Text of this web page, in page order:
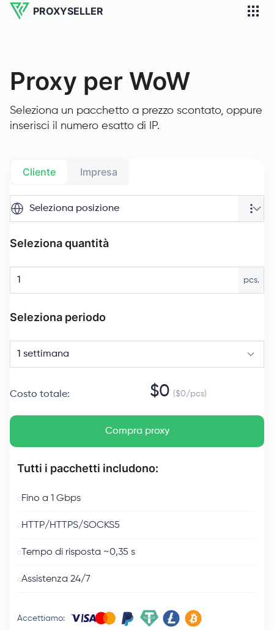
PROXYSELLER
Proxy per WoW
Seleziona un pacchetto a prezzo scontato, oppure
inserisci il numero esatto di IP.
Cliente Impresa
Seleziona posizione
Seleziona quantità
pcs.
Seleziona periodo
1 settimana
Costo totale: $0 ($0/pcs)
Compra proxy
Tutti i pacchetti includono:
Fino a 1 Gbps
HTTP/HTTPS/SOCKS5
Tempo di risposta ~0,35 s
Assistenza 24/7
Accettiamo: